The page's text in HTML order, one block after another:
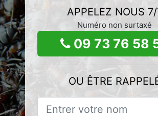
APPELEZ NOUS
Numéro non surtaxé
09 73 76 58
OU ÊTRE